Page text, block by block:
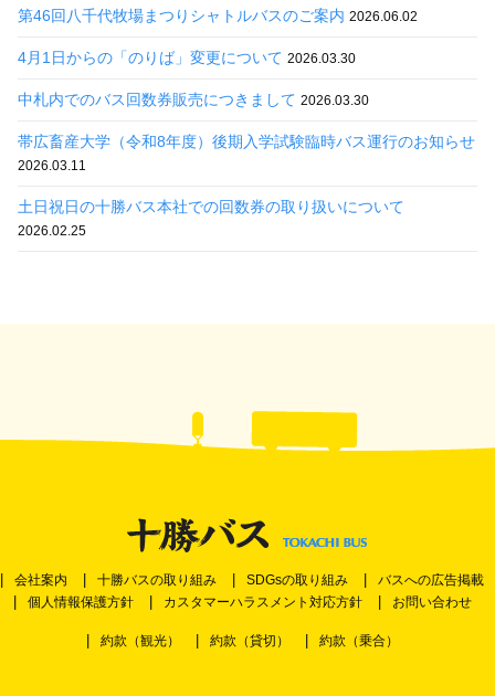
第46回八千代牧場まつりシャトルバスのご案内 2026.06.02
4月1日からの「のりば」変更について 2026.03.30
中札内でのバス回数券販売につきまして 2026.03.30
帯広畜産大学（令和8年度）後期入学試験臨時バス運行のお知らせ
2026.03.11
土日祝日の十勝バス本社での回数券の取り扱いについて
2026.02.25
会社案内 十勝バスの取り組み SDGsの取り組み
バスへの広告掲載
個人情報保護方針
カスタマーハラスメント対応方針 お問い合わせ
約款（観光） 約款（貸切） 約款（乗合）